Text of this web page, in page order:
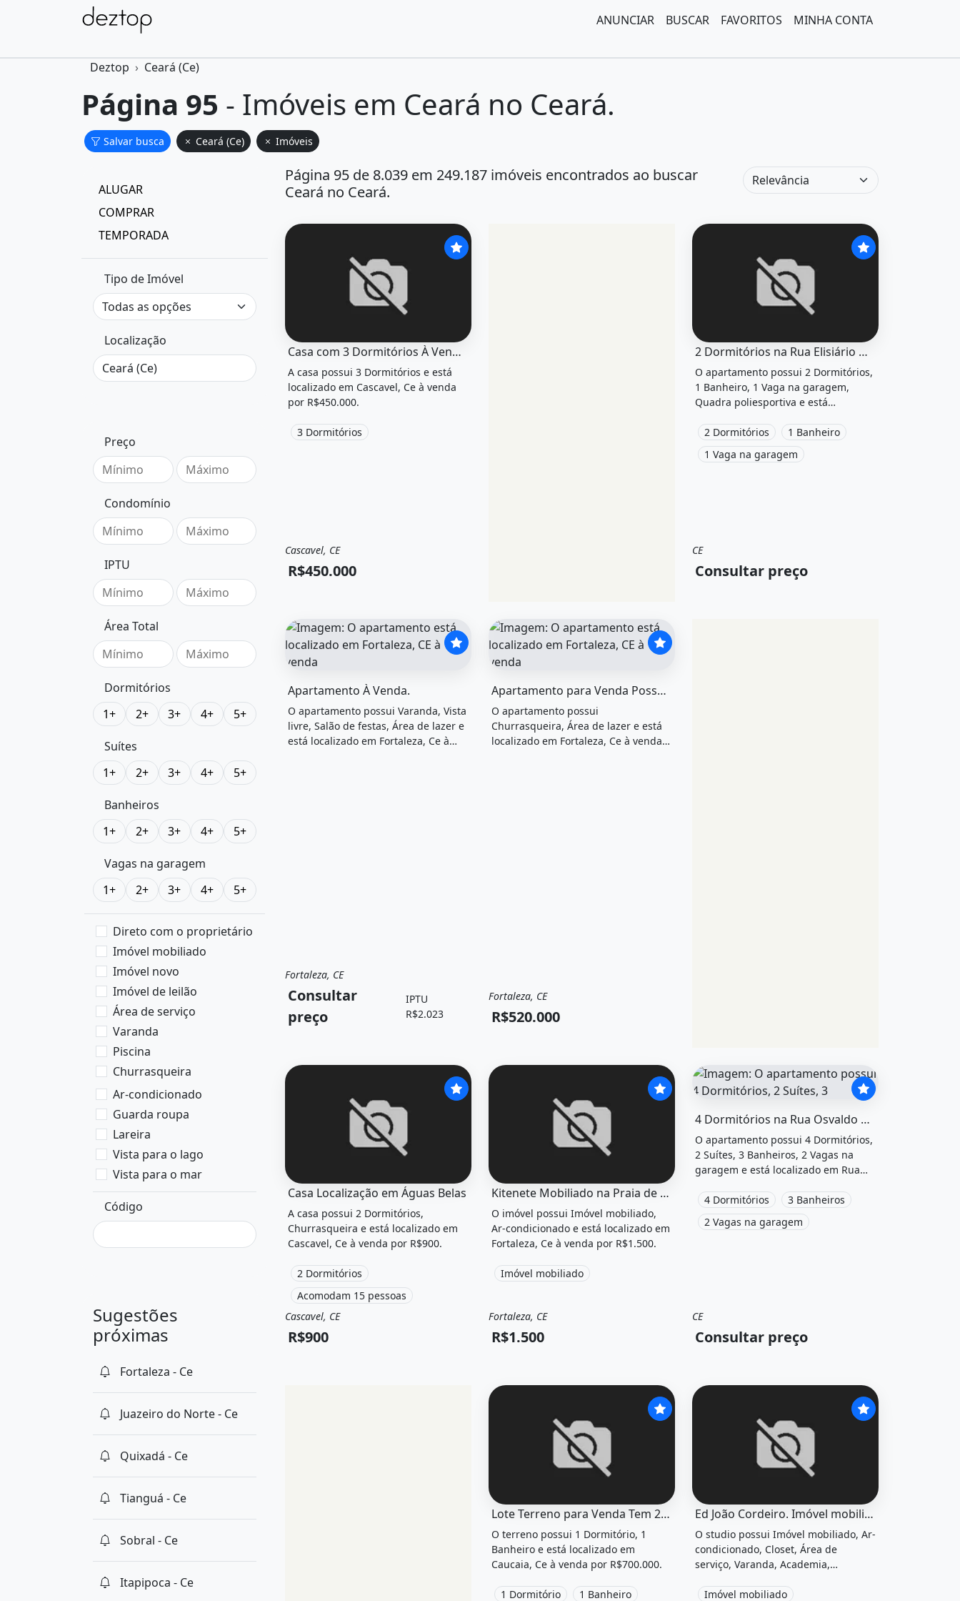
ANUNCIAR BUSCAR FAVORITOS MINHA CONTA
Deztop Ceará (Ce)
Página 95 - Imóveis em Ceará no Ceará.
Salvar busca Ceará (Ce) Imóveis
ALUGAR
COMPRAR
TEMPORADA
Tipo de Imóvel
Localização
Preço
Condomínio
IPTU
Área Total
Dormitórios
1+
2+ 3+ 4+ 5+
Suítes
1+
2+ 3+ 4+ 5+
Banheiros
1+
2+ 3+ 4+ 5+
Vagas na garagem
1+
2+ 3+ 4+ 5+
Direto com o proprietário
Imóvel mobiliado
Imóvel novo
Imóvel de leilão
Área de serviço
Varanda
Piscina
Churrasqueira
Ar-condicionado
Guarda roupa
Lareira
Vista para o lago
Vista para o mar
Código
Sugestões
próximas
Fortaleza - Ce
Juazeiro do Norte - Ce
Quixadá - Ce
Tianguá - Ce
Sobral - Ce
Itapipoca - Ce
Página 95 de 8.039 em 249.187 imóveis encontrados ao buscar
Ceará no Ceará.
O imóvel &quot;Casa com 3 dormitórios à venda 215 m por r 450 000 00&quot; possui 3
Casa com 3 Dormitórios À Venda 215 M por R 450 000 00
A casa possui 3 Dormitórios e está
localizado em Cascavel, Ce à venda
por R$450.000.
3 Dormitórios
Venda
Cascavel, CE
R$450.000
O imóvel &quot;2 dormitórios na rua elisiário
2 Dormitórios na Rua Elisiário Mendes - Mgf Imóveis - Mgf
O apartamento possui 2 Dormitórios,
1 Banheiro, 1 Vaga na garagem,
Quadra poliesportiva e está
venda.
2 Dormitórios
1 Banheiro
1 Vaga na garagem
Venda
CE
Consultar preço
Apartamento À Venda.
O apartamento possui Varanda, Vista
livre, Salão de festas, Área de lazer e
está localizado em Fortaleza, Ce à
Venda Apartamento
Fortaleza, CE
Consultar
preço
IPTU
R$2.023
Apartamento para Venda Possui 82 Metros Quadrados com 3
O apartamento possui
Churrasqueira, Área de lazer e está
localizado em Fortaleza, Ce à venda
Venda Apartamento
Fortaleza, CE
R$520.000
O imóvel &quot;Casa localização em águas belas&quot; possui 2 dormitórios, acomodam 15
Casa Localização em Águas Belas
A casa possui 2 Dormitórios,
Churrasqueira e está localizado em
Cascavel, Ce à venda por R$900.
2 Dormitórios
Acomodam 15 pessoas
Venda
Cascavel, CE
R$900
O imóvel &quot;Kitenete mobiliado na praia de iracema rs 1500 incluso água&quot;
Kitenete Mobiliado na Praia de Iracema Rs 1500 Incluso Água
O imóvel possui Imóvel mobiliado,
Ar-condicionado e está localizado em
Fortaleza, Ce à venda por R$1.500.
Imóvel mobiliado
Venda Imóveis
Fortaleza, CE
R$1.500
4 Dormitórios na Rua Osvaldo Cruz - Mgf Imóveis - Mgf
O apartamento possui 4 Dormitórios,
2 Suítes, 3 Banheiros, 2 Vagas na
garagem e está localizado em Rua
4 Dormitórios
3 Banheiros
2 Vagas na garagem
Venda
CE
Consultar preço
O imóvel &quot;Lote terreno para venda tem 20000 metros quadrados com 1&quot;
Lote Terreno para Venda Tem 20000 Metros Quadrados com 1
O terreno possui 1 Dormitório, 1
Banheiro e está localizado em
Caucaia, Ce à venda por R$700.000.
1 Dormitório 1 Banheiro
O imóvel &quot;Ed joão cordeiro. imóvel
Ed João Cordeiro. Imóvel mobiliado
O studio possui Imóvel mobiliado, Ar-
condicionado, Closet, Área de
serviço, Varanda, Academia,
Playground, Área de lazer, Salão de
Imóvel mobiliado